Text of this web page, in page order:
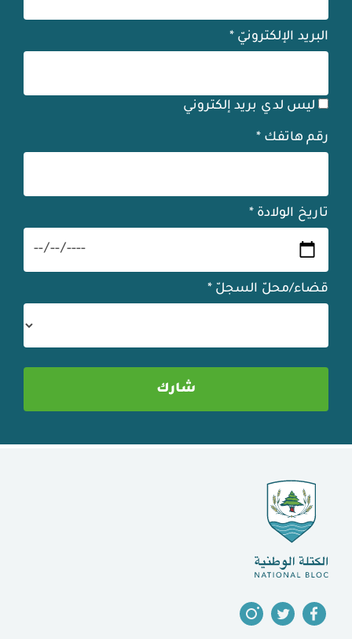
البريد الإلكترونيّ *
ليس لدي بريد إلكتروني
رقم هاتفك *
تاريخ الولادة *
قضاء/محلّ السجلّ *